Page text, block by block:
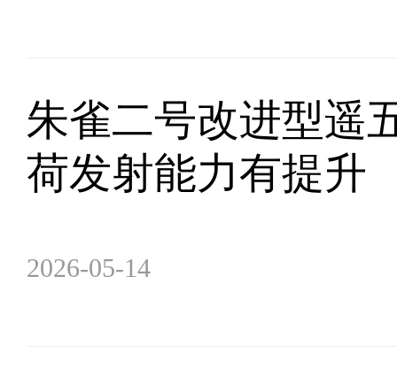
朱雀二号改进型遥
荷发射能力有提升
2026-05-14